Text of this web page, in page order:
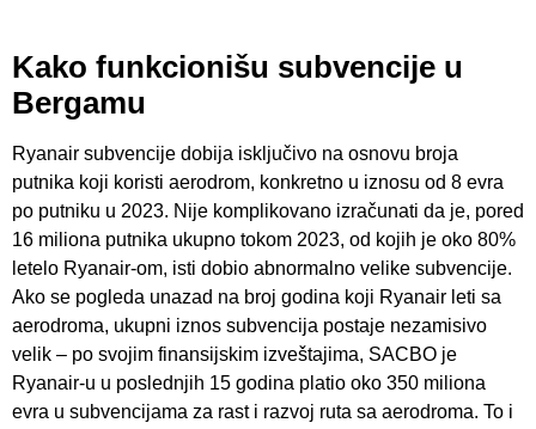
Kako funkcionišu subvencije u
Bergamu
Ryanair subvencije dobija isključivo na osnovu broja
putnika koji koristi aerodrom, konkretno u iznosu od 8 evra
po putniku u 2023. Nije komplikovano izračunati da je, pored
16 miliona putnika ukupno tokom 2023, od kojih je oko 80%
letelo Ryanair-om, isti dobio abnormalno velike subvencije.
Ako se pogleda unazad na broj godina koji Ryanair leti sa
aerodroma, ukupni iznos subvencija postaje nezamisivo
velik – po svojim finansijskim izveštajima, SACBO je
Ryanair-u u poslednjih 15 godina platio oko 350 miliona
evra u subvencijama za rast i razvoj ruta sa aerodroma. To i